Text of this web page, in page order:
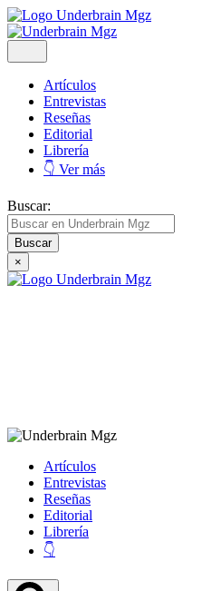
Artículos
Entrevistas
Reseñas
Editorial
Librería
👇 Ver más
Buscar:
×
Artículos
Entrevistas
Reseñas
Editorial
Librería
👇